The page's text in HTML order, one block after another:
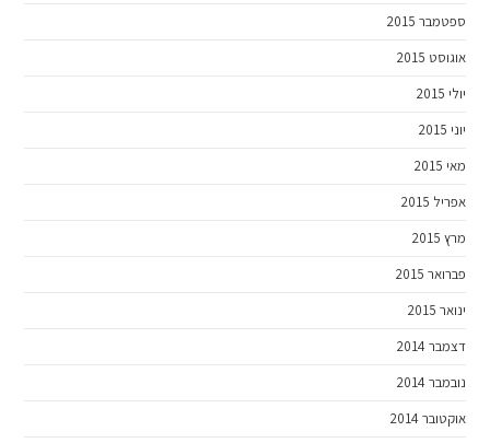
ספטמבר 2015
אוגוסט 2015
יולי 2015
יוני 2015
מאי 2015
אפריל 2015
מרץ 2015
פברואר 2015
ינואר 2015
דצמבר 2014
נובמבר 2014
אוקטובר 2014